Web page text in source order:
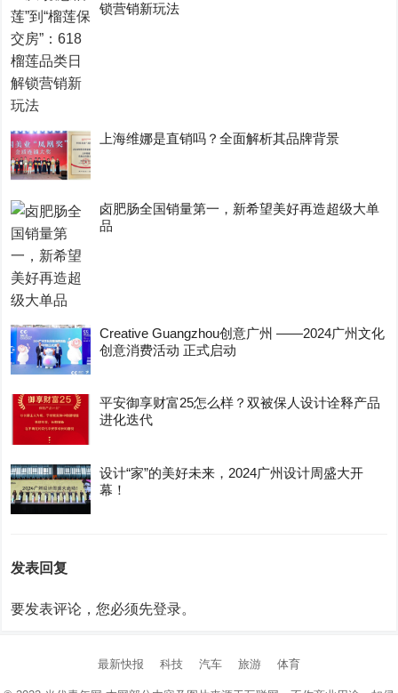
锁营销新玩法
上海维娜是直销吗？全面解析其品牌背景
卤肥肠全国销量第一，新希望美好再造超级大单
品
Creative Guangzhou创意广州 ——2024广州文化
创意消费活动 正式启动
平安御享财富25怎么样？双被保人设计诠释产品
进化迭代
设计“家”的美好未来，2024广州设计周盛大开
幕！
发表回复
要发表评论，您必须先登录。
最新快报 科技 汽车 旅游 体育